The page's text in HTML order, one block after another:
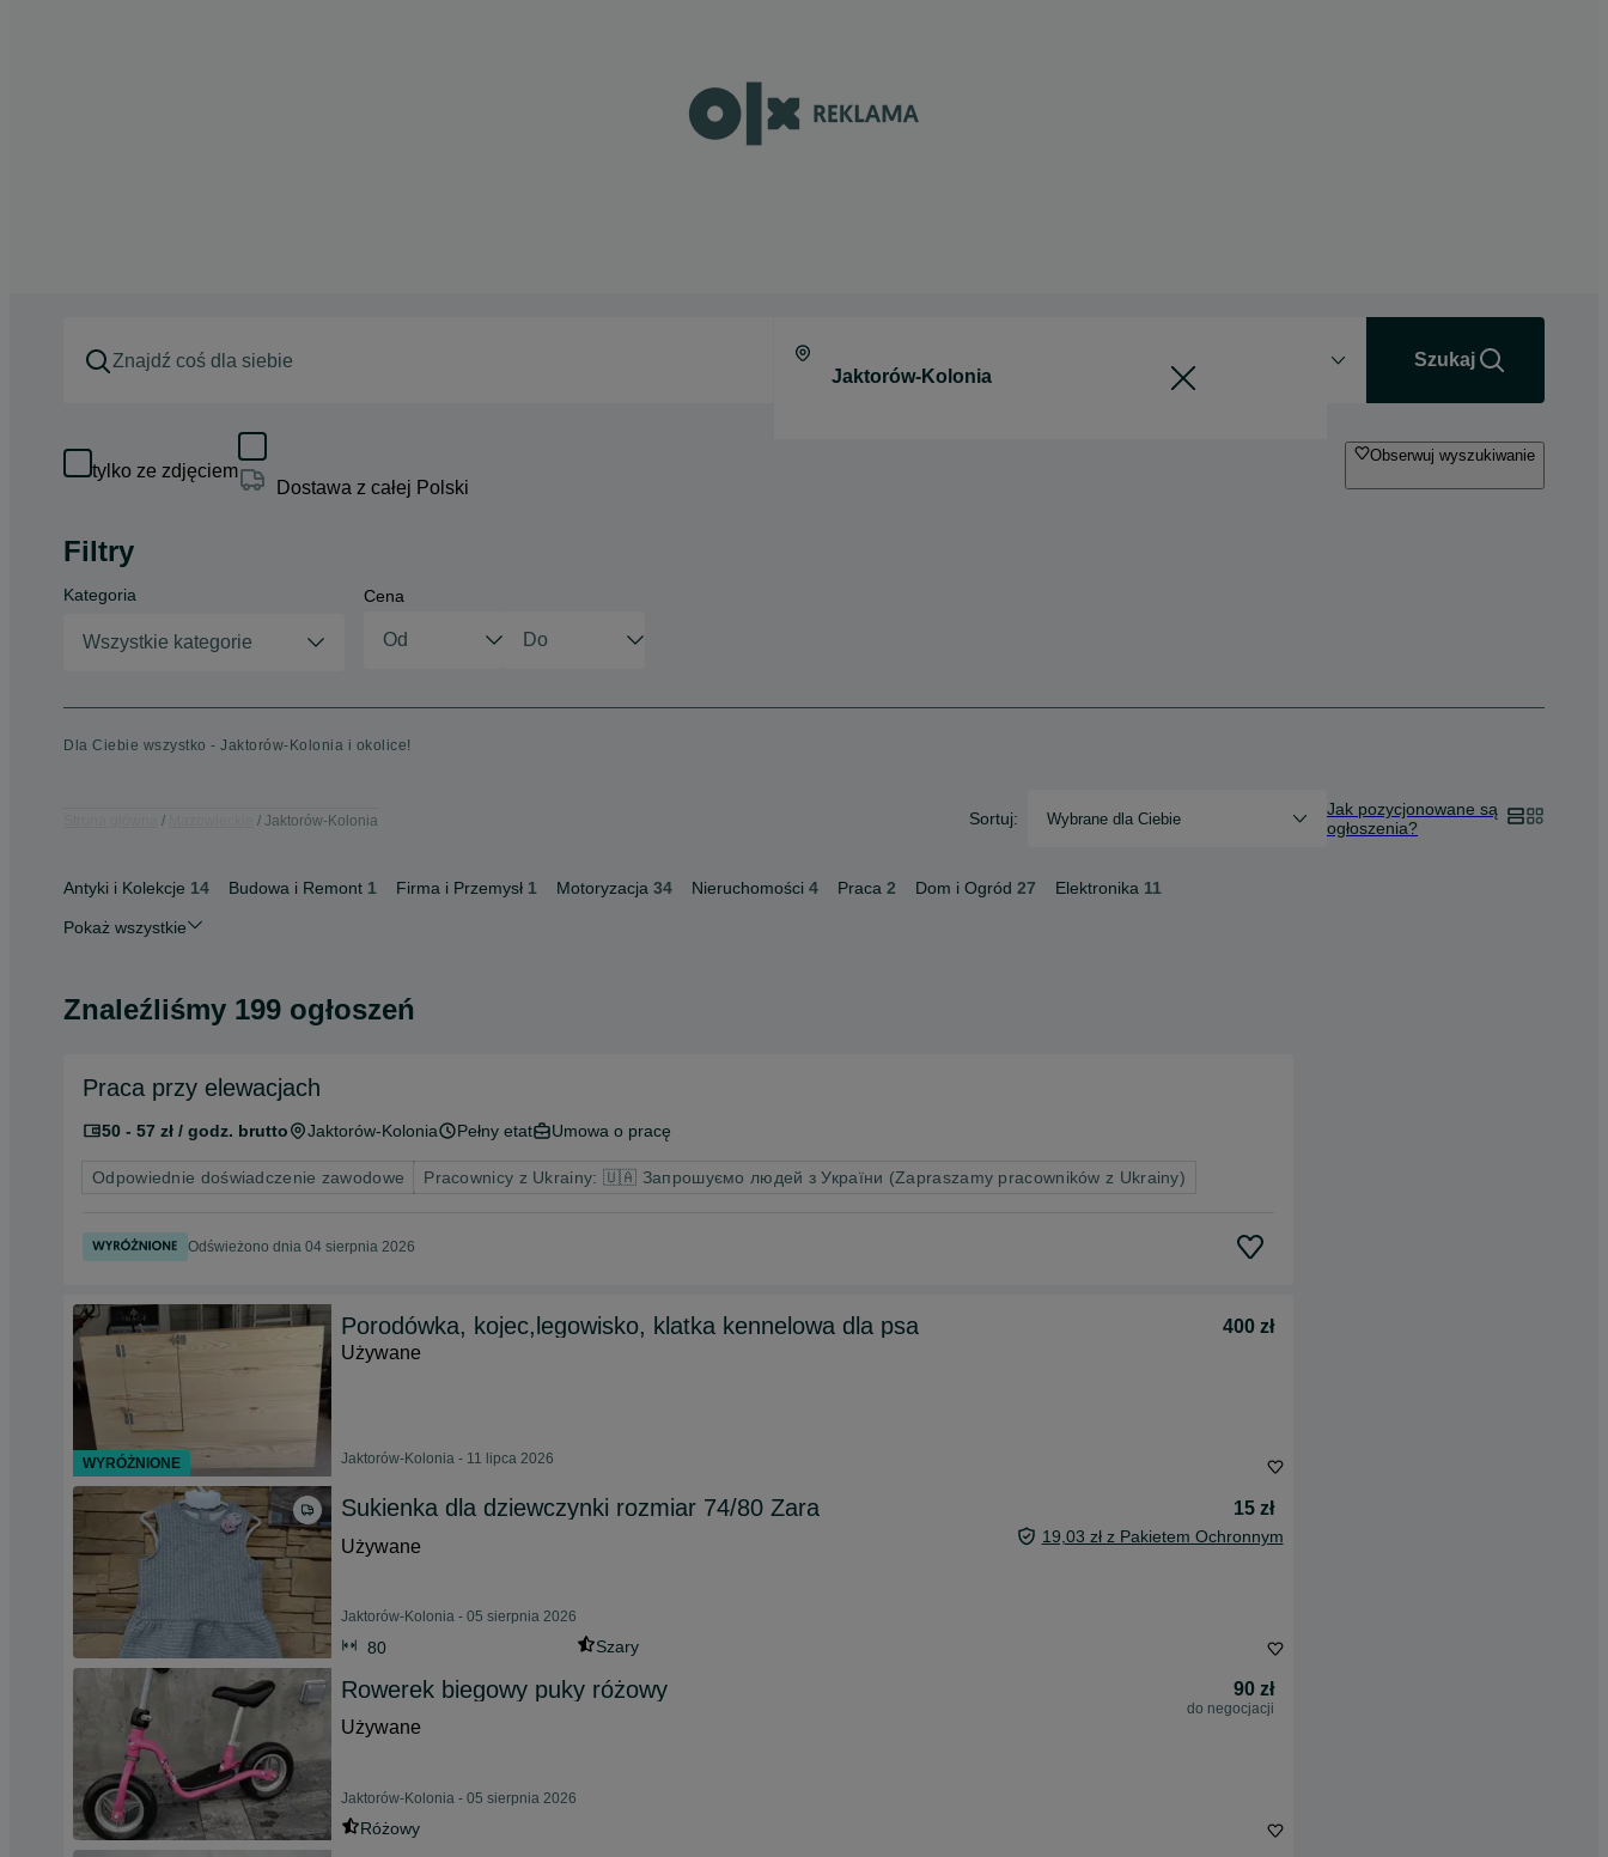
Szukaj
tylko ze zdjęciem
Dostawa z całej Polski
Obserwuj wyszukiwanie
Filtry
Kategoria
Wszystkie kategorie
Cena
Dla Ciebie wszystko - Jaktorów-Kolonia i okolice!
Jaktorów-Kolonia Sortuj: Wybrane dla Ciebie
Jak pozycjonowane są
ogłoszenia?
Antyki i Kolekcje 14 Budowa i Remont 1 Firma i Przemysł 1 Motoryzacja 34 Nieruchomości 4 Praca 2 Dom i Ogród 27 Elektronika 11
Pokaż wszystkie
Znaleźliśmy 199 ogłoszeń
Praca przy elewacjach
50 - 57 zł / godz. brutto Jaktorów-Kolonia Pełny etat Umowa o pracę
Odpowiednie doświadczenie zawodowe Pracownicy z Ukrainy: 🇺🇦 Запрошуємо людей з України (Zapraszamy pracowników z Ukrainy)
Odświeżono dnia 04 sierpnia 2026
Porodówka, kojec,legowisko, klatka kennelowa dla psa
400 zł
Używane
Jaktorów-Kolonia - 11 lipca 2026
Sukienka dla dziewczynki rozmiar 74/80 Zara
15 zł
Używane
19,03 zł z Pakietem Ochronnym
Jaktorów-Kolonia - 05 sierpnia 2026
80 Szary
Rowerek biegowy puky różowy 90 zł
do negocjacji
Używane
Jaktorów-Kolonia - 05 sierpnia 2026
Różowy
WYRÓŻNIONE